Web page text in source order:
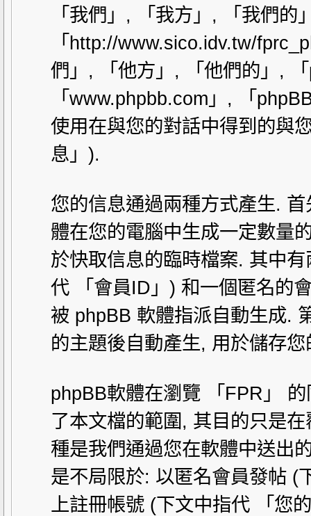
「我們」, 「我方」, 「我們的
「http://www.sico.idv.tw/
們」, 「他方」, 「他們的」,
「www.phpbb.com」, 「
使用在與您的對話中得到的與
息」).
您的信息通過兩種方式產生.
體在您的電腦中生成一定數量
於快取信息的臨時檔案. 其中
代 「會員ID」) 和一個匿名的
被 phpBB 軟體指派自動生成.
的主題後自動產生, 用於儲存
phpBB軟體在瀏覽 「FPR」
了本文檔的範圍, 其目的只是
種是我們通過您在軟體中送出
是不局限於: 以匿名會員發帖 (
上註冊帳號 (下文中指代 「您